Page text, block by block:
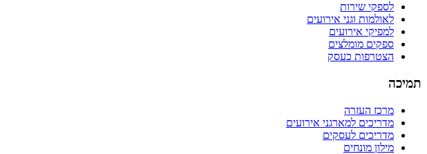
לספקי שירות
לאולמות וגני אירועים
למפיקי אירועים
ספקים מומלצים
הצטרפות כעסק
תמיכה
מרכז העזרה
מדריכים למארגני אירועים
מדריכים לעסקים
מילון מונחים